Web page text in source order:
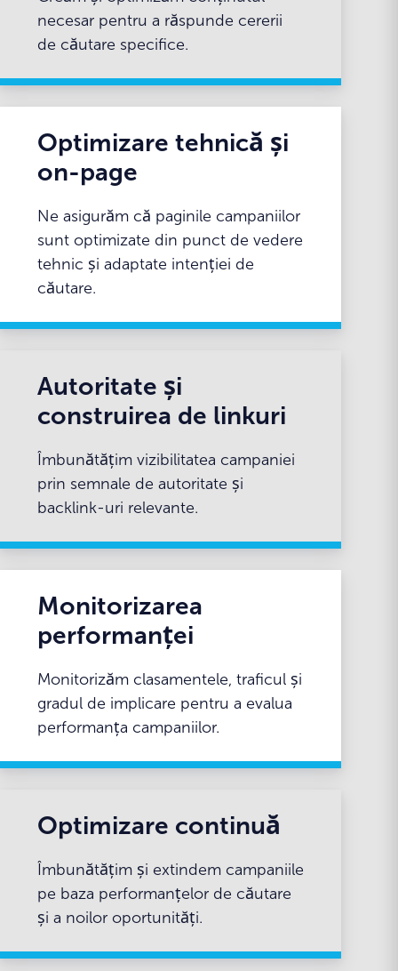
necesar pentru a răspunde cererii
de căutare specifice.
Optimizare tehnică și
on-page
Ne asigurăm că paginile campaniilor
sunt optimizate din punct de vedere
tehnic și adaptate intenției de
căutare.
Autoritate și
construirea de linkuri
Îmbunătățim vizibilitatea campaniei
prin semnale de autoritate și
backlink-uri relevante.
Monitorizarea
performanței
Monitorizăm clasamentele, traficul și
gradul de implicare pentru a evalua
performanța campaniilor.
Optimizare continuă
Îmbunătățim și extindem campaniile
pe baza performanțelor de căutare
și a noilor oportunități.